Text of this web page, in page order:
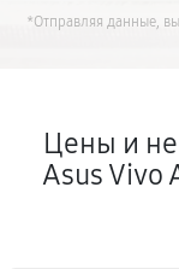
*Отправляя данные,
Цены и
Asus Vivo